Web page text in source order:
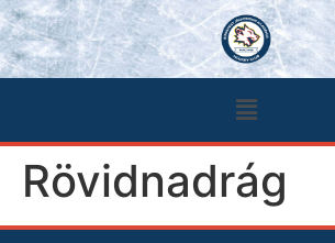
Rövidnadrág